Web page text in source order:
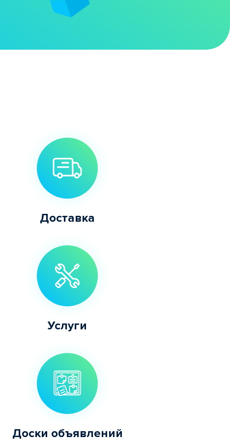
Доставка
Услуги
Доски объявлений